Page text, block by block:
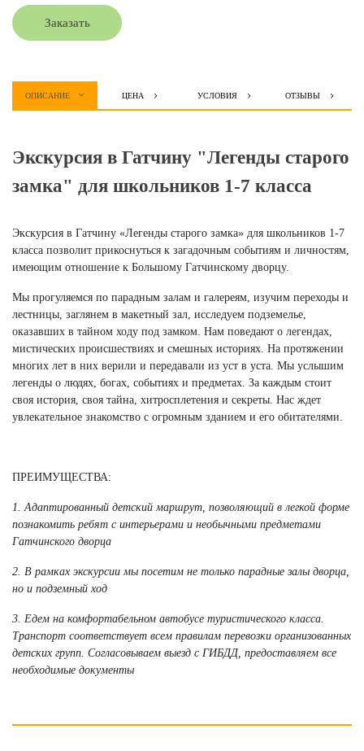
Заказать
ОПИСАНИЕ ЦЕНА УСЛОВИЯ ОТЗЫВЫ
Экскурсия в Гатчину "Легенды старого
замка" для школьников 1-7 класса
Экскурсия в Гатчину «Легенды старого замка» для школьников 1-7
класса позволит прикоснуться к загадочным событиям и личностям,
имеющим отношение к Большому Гатчинскому дворцу.
Мы прогуляемся по парадным залам и галереям, изучим переходы и
лестницы, заглянем в макетный зал, исследуем подземелье,
оказавших в тайном ходу под замком. Нам поведают о легендах,
мистических происшествиях и смешных историях. На протяжении
многих лет в них верили и передавали из уст в уста. Мы услышим
легенды о людях, богах, событиях и предметах. За каждым стоит
своя история, своя тайна, хитросплетения и секреты. Нас ждет
увлекательное знакомство с огромным зданием и его обитателями.
ПРЕИМУЩЕСТВА:
1. Адаптированный детский маршрут, позволяющий в легкой форме
познакомить ребят с интерьерами и необычными предметами
Гатчинского дворца
2. В рамках экскурсии мы посетим не только парадные залы дворца,
но и подземный ход
3. Едем на комфортабельном автобусе туристического класса.
Транспорт соответствует всем правилам перевозки организованных
детских групп. Согласовываем выезд с ГИБДД, предоставляем все
необходимые документы